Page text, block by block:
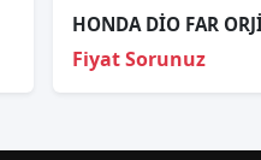
HONDA DİO FAR
Fiyat Sorunuz